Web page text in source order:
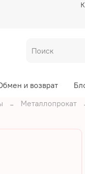
и возврат
Металлопрокат